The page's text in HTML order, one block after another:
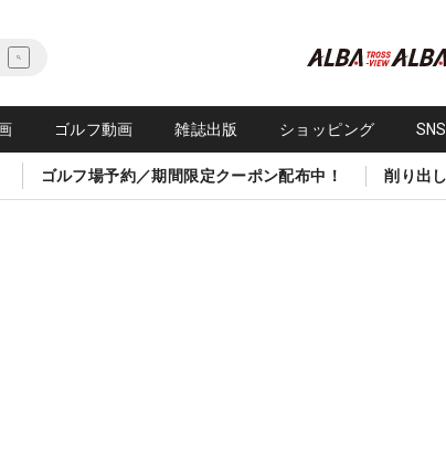
ゴルフ動画 雑誌出版 ショッピング
ゴルフ場予約／期間限定クーポン配布中！ 削り出